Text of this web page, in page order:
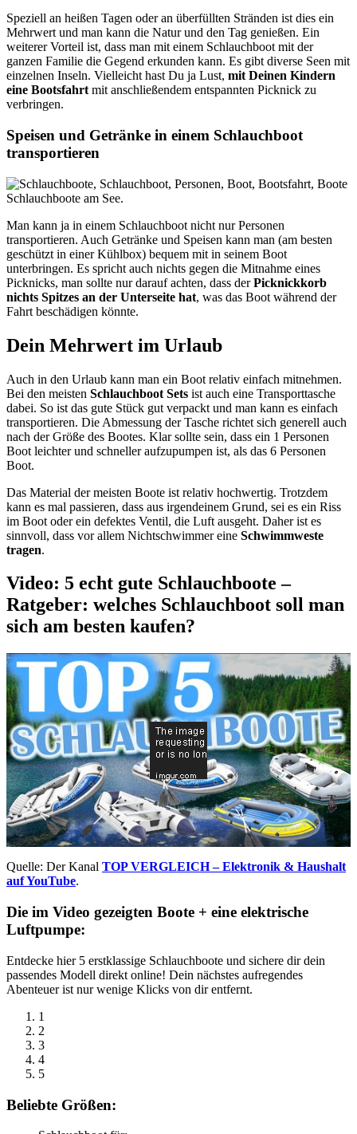
Speziell an heißen Tagen oder an überfüllten Stränden ist dies ein
Mehrwert und man kann die Natur und den Tag genießen. Ein
weiterer Vorteil ist, dass man mit einem Schlauchboot mit der
ganzen Familie die Gegend erkunden kann. Es gibt diverse Seen mit
einzelnen Inseln. Vielleicht hast Du ja Lust, mit Deinen Kindern
eine Bootsfahrt mit anschließendem entspannten Picknick zu
verbringen.
Speisen und Getränke in einem Schlauchboot
transportieren
Schlauchboote am See.
Man kann ja in einem Schlauchboot nicht nur Personen
transportieren. Auch Getränke und Speisen kann man (am besten
geschützt in einer Kühlbox) bequem mit in seinem Boot
unterbringen. Es spricht auch nichts gegen die Mitnahme eines
Picknicks, man sollte nur darauf achten, dass derPicknickkorb
nichts Spitzes an der Unterseite hat, was das Boot während der
Fahrt beschädigen könnte.
Dein Mehrwert im Urlaub
Auch in den Urlaub kann man ein Boot relativ einfach mitnehmen.
Bei den meisten Schlauchboot Sets ist auch eine Transporttasche
dabei. So ist das gute Stück gut verpackt und man kann es einfach
transportieren. Die Abmessung der Tasche richtet sich generell auch
nach der Größe des Bootes. Klar sollte sein, dass ein 1 Personen
Boot leichter und schneller aufzupumpen ist, als das 6 Personen
Boot.
Das Material der meisten Boote ist relativ hochwertig. Trotzdem
kann es mal passieren, dass aus irgendeinem Grund, sei es ein Riss
im Boot oder ein defektes Ventil, die Luft ausgeht. Daher ist es
sinnvoll, dass vor allem Nichtschwimmer eine Schwimmweste
tragen.
Video: 5 echt gute Schlauchboote –
Ratgeber: welches Schlauchboot soll man
sich am besten kaufen?
Quelle: Der Kanal TOP VERGLEICH – Elektronik & Haushalt
auf YouTube.
Die im Video gezeigten Boote + eine elektrische
Luftpumpe:
Entdecke hier 5 erstklassige Schlauchboote und sichere dir dein
passendes Modell direkt online! Dein nächstes aufregendes
Abenteuer ist nur wenige Klicks von dir entfernt.
1
2
3
4
5
Beliebte Größen: